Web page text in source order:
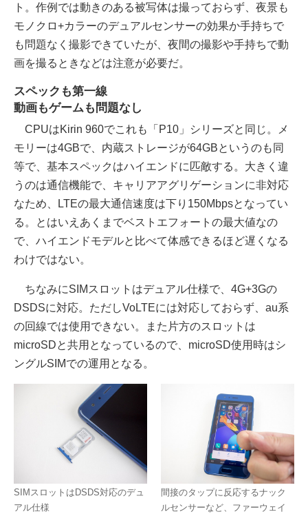
ト。作例では動きのある被写体は撮っておらず、夜景も
モノクロ+カラーのデュアルセンサーの効果か手持ちで
も問題なく撮影できていたが、夜間の撮影や手持ちで動
画を撮るときなどは注意が必要だ。
スペックも第一線
動画もゲームも問題なし
CPUはKirin 960でこれも「P10」シリーズと同じ。メ
モリーは4GBで、内蔵ストレージが64GBというのも同
等で、基本スペックはハイエンドに匹敵する。大きく違
うのは通信機能で、キャリアアグリゲーションに非対応
なため、LTEの最大通信速度は下り150Mbpsとなってい
る。とはいえあくまでベストエフォートの最大値なの
で、ハイエンドモデルと比べて体感できるほど遅くなる
わけではない。
ちなみにSIMスロットはデュアル仕様で、4G+3Gの
DSDSに対応。ただしVoLTEには対応しておらず、au系
の回線では使用できない。また片方のスロットは
microSDと共用となっているので、microSD使用時はシ
ングルSIMでの運用となる。
SIMスロットはDSDS対応のデュ
アル仕様
間接のタップに反応するナック
ルセンサーなど、ファーウェイ